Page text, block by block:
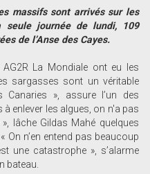
massifs sont arrivés sur les
seule journée de lundi, 109
de l’Anse des Cayes.
La Mondiale ont eu les
sargasses sont un véritable
», assure l’un des
enlever les algues, on n'a pas
lâche Gildas Mahé quelques
On n’en entend pas beaucoup
une catastrophe », s’alarme
bateau.